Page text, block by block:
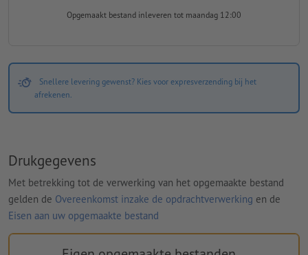
Opgemaakt bestand inleveren tot maandag 12:00
Snellere levering gewenst? Kies voor expresverzending bij het
afrekenen.
Drukgegevens
Met betrekking tot de verwerking van het opgemaakte bestand
gelden de Overeenkomst inzake de opdrachtverwerking en de
Eisen aan uw opgemaakte bestand